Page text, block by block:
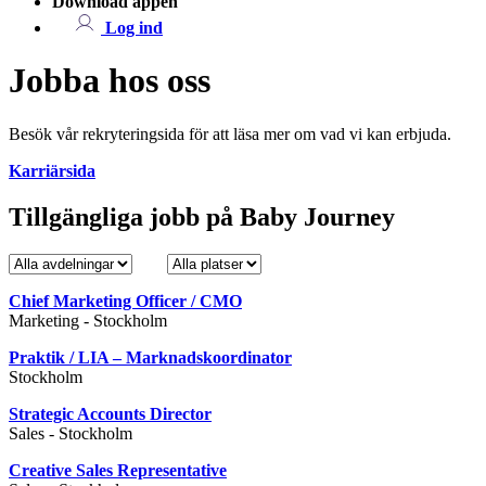
Log ind
Jobba hos oss
Besök vår rekryteringsida för att läsa mer om vad vi kan erbjuda.
Karriärsida
Tillgängliga jobb på Baby Journey
Chief Marketing Officer / CMO
Marketing - Stockholm
Praktik / LIA – Marknadskoordinator
Stockholm
Strategic Accounts Director
Sales - Stockholm
Creative Sales Representative